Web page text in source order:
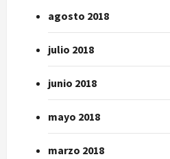
agosto 2018
julio 2018
junio 2018
mayo 2018
marzo 2018